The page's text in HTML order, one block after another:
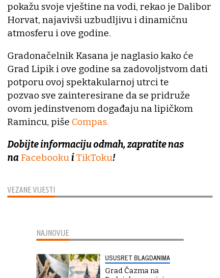
VEZANE VIJESTI
pokažu svoje vještine na vodi, rekao je Dalibor
Horvat, najavivši uzbudljivu i dinamičnu
atmosferu i ove godine.
Gradonačelnik Kasana je naglasio kako će
Grad Lipik i ove godine sa zadovoljstvom dati
potporu ovoj spektakularnoj utrci te
pozvao sve zainteresirane da se pridruže
ovom jedinstvenom događaju na lipičkom
Ramincu, piše Compas.
Dobijte informaciju odmah, zapratite nas
na Facebooku iTikToku!
NAJNOVIJE
USUSRET BLAGDANIMA
Grad Čazma na